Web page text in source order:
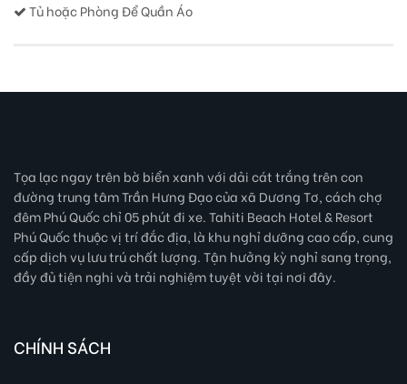
Tủ hoặc Phòng Để Quần Áo
Tọa lạc ngay trên bờ biển xanh với dải cát trắng trên con
đường trung tâm Trần Hưng Đạo của xã Dương Tơ, cách chợ
đêm Phú Quốc chỉ 05 phút đi xe. Tahiti Beach Hotel & Resort
Phú Quốc thuộc vị trí đắc địa, là khu nghỉ dưỡng cao cấp, cung
cấp dịch vụ lưu trú chất lượng. Tận hưởng kỳ nghỉ sang trọng,
đầy đủ tiện nghi và trải nghiệm tuyệt vời tại nơi đây.
CHÍNH SÁCH